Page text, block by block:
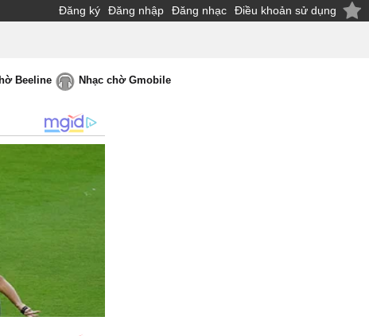
Đăng ký Đăng nhập Đăng nhạc Điều khoản sử dụng
Beeline Nhạc chờ Gmobile